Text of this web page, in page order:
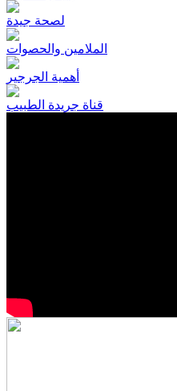
لصحة جيدة
الملامين والحصوات
أهمية الجرجير
قناة جريدة الطبيب